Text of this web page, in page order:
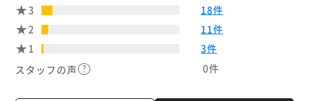
3
18件
2
11件
1
3件
スタッフの声
0件